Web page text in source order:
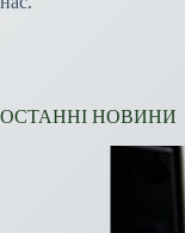
ОСТАННІ НОВИНИ